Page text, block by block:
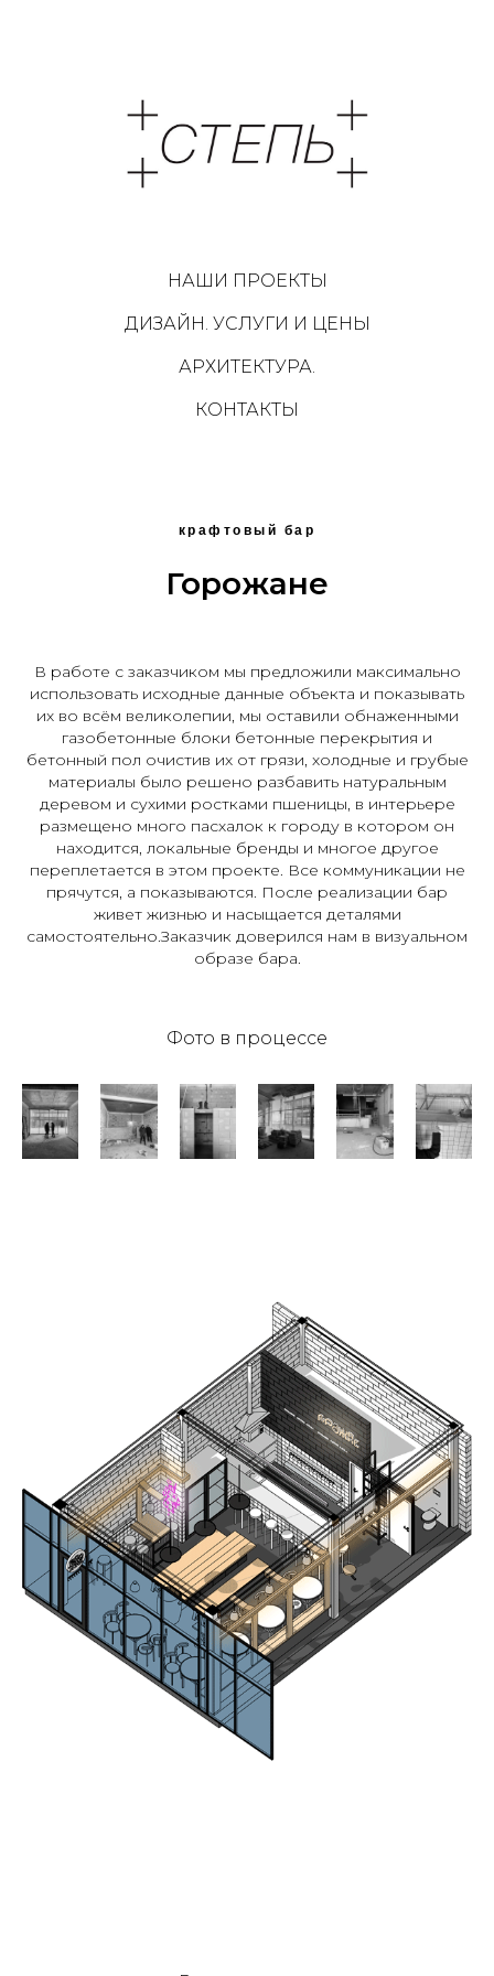
НАШИ ПРОЕКТЫ
ДИЗАЙН. УСЛУГИ И ЦЕНЫ
АРХИТЕКТУРА.
КОНТАКТЫ
крафтовый бар
Горожане
В работе с заказчиком мы предложили максимально
использовать исходные данные объекта и показывать
их во всём великолепии, мы оставили обнаженными
газобетонные блоки бетонные перекрытия и
бетонный пол очистив их от грязи, холодные и грубые
материалы было решено разбавить натуральным
деревом и сухими ростками пшеницы, в интерьере
размещено много пасхалок к городу в котором он
находится, локальные бренды и многое другое
переплетается в этом проекте. Все коммуникации не
прячутся, а показываются. После реализации бар
живет жизнью и насыщается деталями
самостоятельно.Заказчик доверился нам в визуальном
образе бара.
Фото в процессе